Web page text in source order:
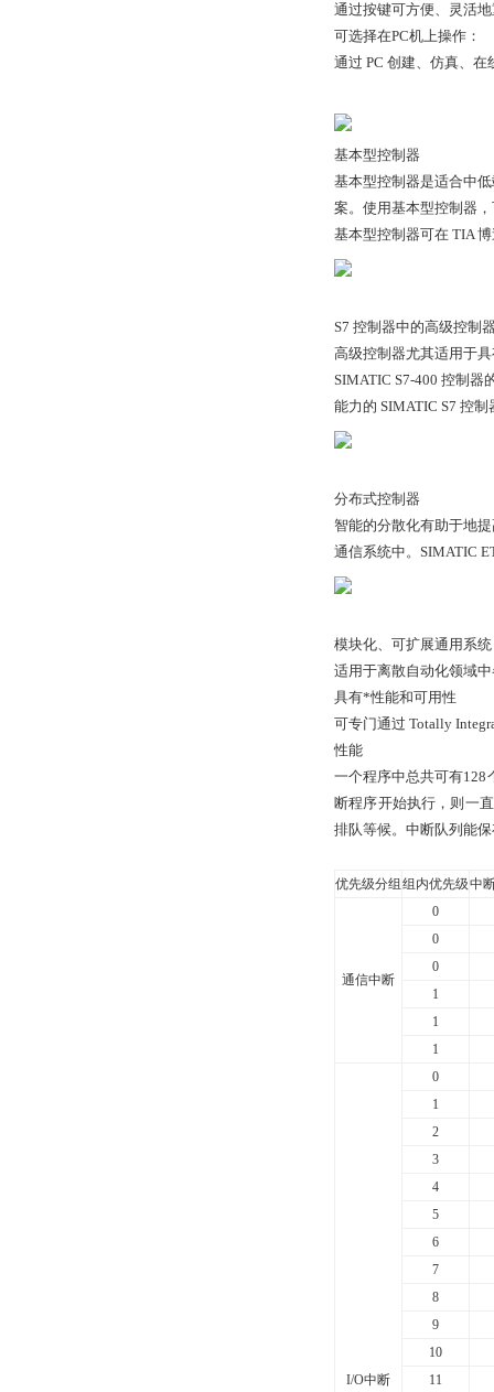
通过按键可方便、灵活
可选择在PC机上操作：
通过 PC 创建、仿真、
基本型控制器
基本型控制器是适合中
案。使用基本型控制器
基本型控制器可在 TIA
S7 控制器中的高级控制
高级控制器尤其适用于
SIMATIC S7-400 控制
能力的 SIMATIC S7 控
分布式控制器
智能的分散化有助于地
通信系统中。SIMATIC
模块化、可扩展通用系
适用于离散自动化领域
具有*性能和可用性
可专门通过 Totally
性能
一个程序中总共可有128
断程序开始执行，则一
排队等候。中断队列能
优先级分组 组内优先级中
通信中断
0
0
0
1
1
1
I/O中断
0
1
2
3
4
5
6
7
8
9
10
11